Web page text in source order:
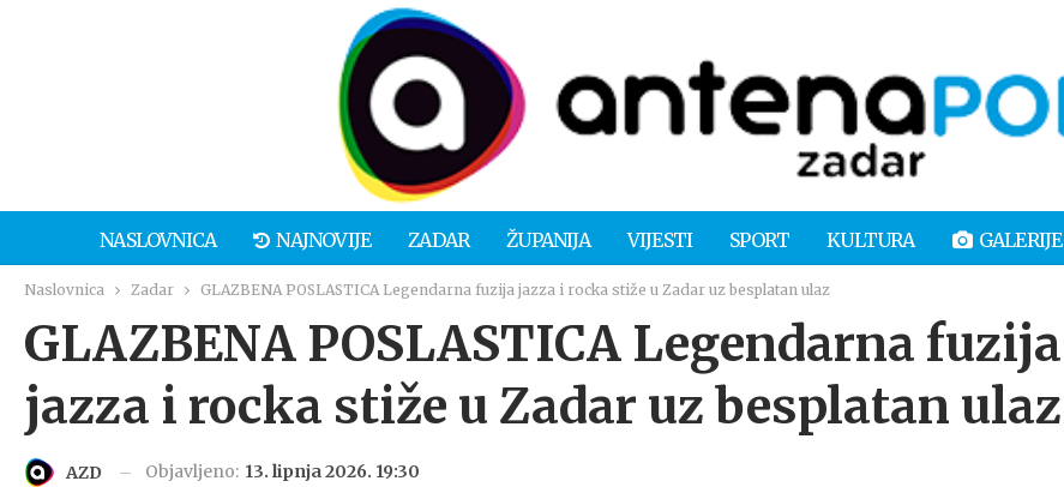
NASLOVNICA NAJNOVIJE ZADAR ŽUPANIJA VIJESTI SPORT KULTURA GALERIJE
Naslovnica Zadar GLAZBENA POSLASTICA Legendarna fuzija jazza i rocka stiže u Zadar uz besplatan ulaz
GLAZBENA POSLASTICA Legendarna fuzija
jazza i rocka stiže u Zadar uz besplatan ulaz
AZD Objavljeno: 13. lipnja 2026. 19:30